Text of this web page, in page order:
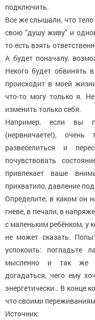
подключить.
Все же слышали, что
свою "душу живу" и
то есть взять
А будет поначалу,
Некого будет обвинять
происходит в моей
что-то могу только я.
изменить только себя.
Например, если вы
(нервничаете!),
развеселиться и
почувствовать
привлекает ваше
прихватило, давление
Определите, в каком он
гневе, в печали, в
с маленьким ребёнком, у
не может сказать.
успокоить: погладьте
мысленно и так же
догадаться, чего ему
энергетически… В конце
что своими
Источник: